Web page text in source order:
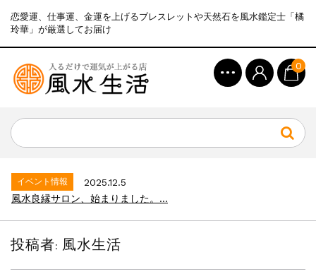
恋愛運、仕事運、金運を上げるブレスレットや天然石を風水鑑定士「橘
玲華」が厳選してお届け
0
風水良縁サロン、始まりました。...
イベント情報
2026.7.8
イベント情報
2025.12.5
風水良縁サロン、始まりました。...
イベント情報
2025.12.5
投稿者:風水生活